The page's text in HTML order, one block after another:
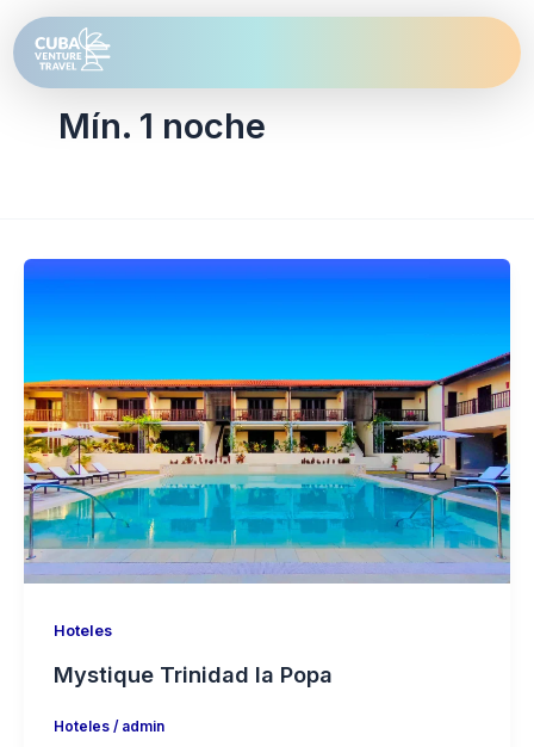
al
contenido
Mín. 1 noche
Hoteles
Mystique Trinidad la Popa
Hoteles/ admin